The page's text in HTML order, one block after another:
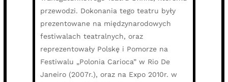
przewodzi. Dokonania tego teatru były
prezentowane na międzynarodowych
festiwalach teatralnych, oraz
reprezentowały Polskę i Pomorze na
Festiwalu „Polonia Carioca” w Rio De
Janeiro (2007r.), oraz na Expo 2010r. w